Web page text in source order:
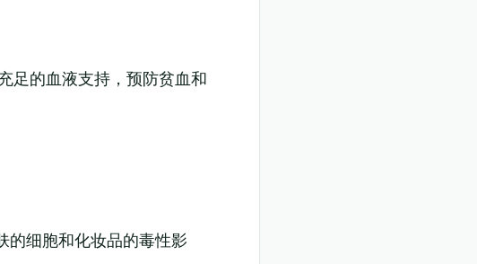
足的血液支持，预防贫血和
的细胞和化妆品的毒性影